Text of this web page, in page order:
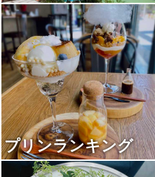
プリンランキング